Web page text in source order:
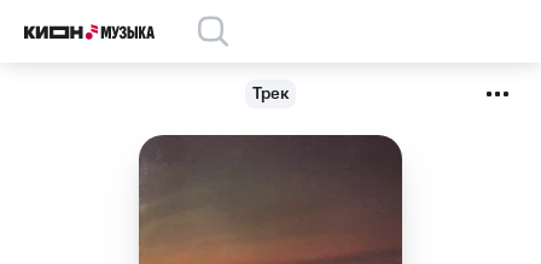
Трек